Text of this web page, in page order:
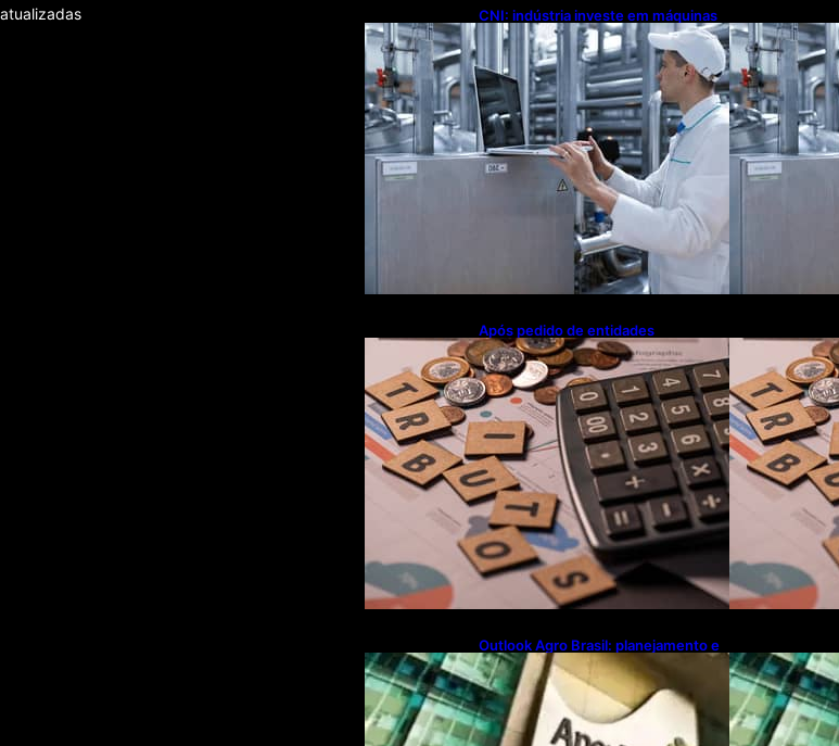
atualizadas
CNI: indústria investe em máquinas
novas, mas modernização
tecnológica avança lentamente
Após pedido de entidades
empresariais, Receita flexibiliza
regras da Reforma Tributária
Outlook Agro Brasil: planejamento e
inovação pautam debates sobre
futuro do agronegócio